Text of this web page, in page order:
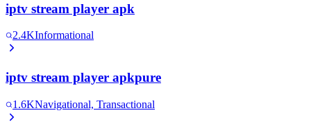
iptv stream player apk
2.4KInformational
iptv stream player apkpure
1.6KNavigational, Transactional